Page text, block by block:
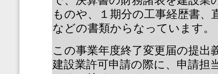
ものや、１期分の工事経歴書、
などの書類からなっています。
この事業年度終了変更届の提出
建設業許可申請の際に、申請担